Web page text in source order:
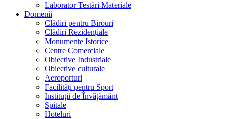
Laborator Testări Materiale
Domenii
Clădiri pentru Birouri
Clădiri Rezidențiale
Monumente Istorice
Centre Comerciale
Obiective Industriale
Obiective culturale
Aeroporturi
Facilități pentru Sport
Instituții de Învățământ
Spitale
Hoteluri